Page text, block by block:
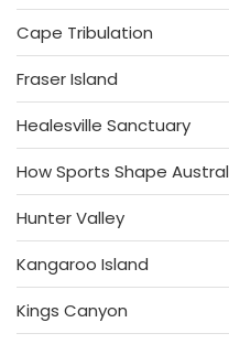
Cape Tribulation
Fraser Island
Healesville Sanctuary
How Sports Shape
Hunter Valley
Kangaroo Island
Kings Canyon